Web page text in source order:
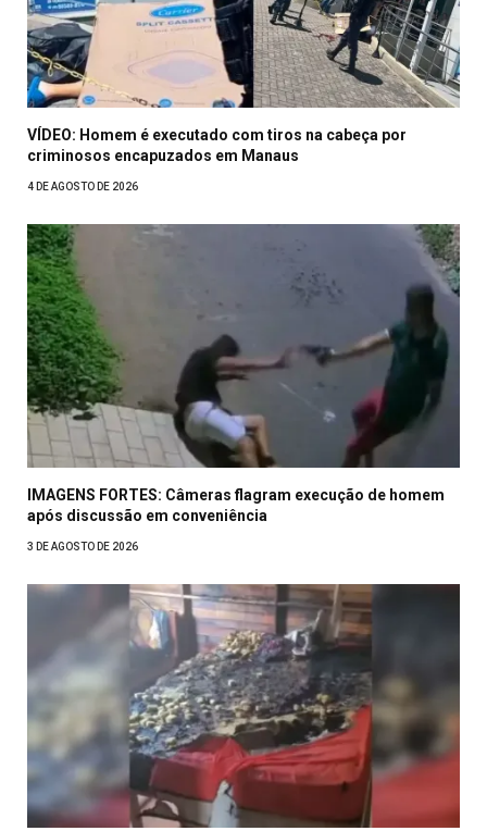
VÍDEO: Homem é executado com tiros na cabeça por
criminosos encapuzados em Manaus
4 DE AGOSTO DE 2026
IMAGENS FORTES: Câmeras flagram execução de homem
após discussão em conveniência
3 DE AGOSTO DE 2026